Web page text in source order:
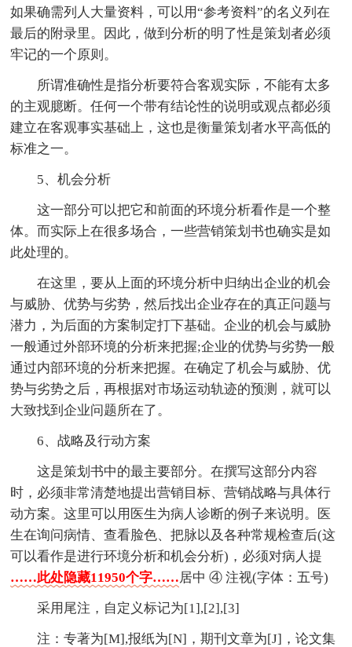
如果确需列人大量资料，可以用“参考资料”的名义列在
最后的附录里。因此，做到分析的明了性是策划者必须
牢记的一个原则。
所谓准确性是指分析要符合客观实际，不能有太多
的主观臆断。任何一个带有结论性的说明或观点都必须
建立在客观事实基础上，这也是衡量策划者水平高低的
标准之一。
5、机会分析
这一部分可以把它和前面的环境分析看作是一个整
体。而实际上在很多场合，一些营销策划书也确实是如
此处理的。
在这里，要从上面的环境分析中归纳出企业的机会
与威胁、优势与劣势，然后找出企业存在的真正问题与
潜力，为后面的方案制定打下基础。企业的机会与威胁
一般通过外部环境的分析来把握;企业的优势与劣势一般
通过内部环境的分析来把握。在确定了机会与威胁、优
势与劣势之后，再根据对市场运动轨迹的预测，就可以
大致找到企业问题所在了。
6、战略及行动方案
这是策划书中的最主要部分。在撰写这部分内容
时，必须非常清楚地提出营销目标、营销战略与具体行
动方案。这里可以用医生为病人诊断的例子来说明。医
生在询问病情、查看脸色、把脉以及各种常规检查后(这
可以看作是进行环境分析和机会分析)，必须对病人提
……此处隐藏11950个字……居中 ④ 注视(字体：五号)
采用尾注，自定义标记为[1],[2],[3]
注：专著为[M],报纸为[N]，期刊文章为[J]，论文集